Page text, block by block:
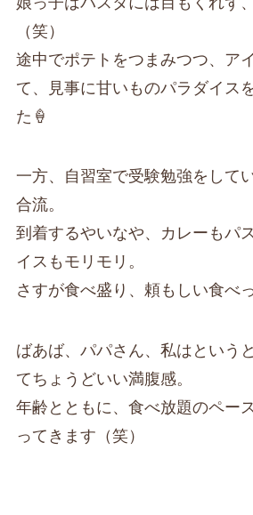
（笑）
途中でポテトをつまみつつ、ア
て、見事に甘いものパラダイス
た🍦
一方、自習室で受験勉強をして
合流。
到着するやいなや、カレーもパ
イスもモリモリ。
さすが食べ盛り、頼もしい食べ
ばあば、パパさん、私はという
てちょうどいい満腹感。
年齢とともに、食べ放題のペー
ってきます（笑）